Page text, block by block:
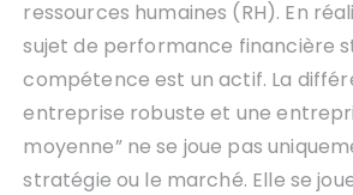
ressources humaines (RH). En
sujet de performance financière
compétence est un actif. La
entreprise robuste et une
moyenne” ne se joue pas
stratégie ou le marché. Elle se